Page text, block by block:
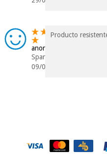
anonym
Spanien
09/09/2017
Producto